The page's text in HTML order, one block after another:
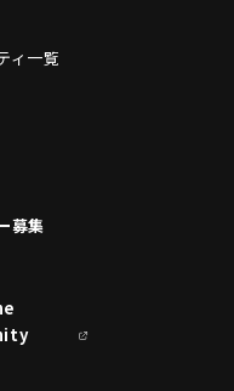
ィ一覧
募集